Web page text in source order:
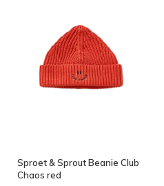
Sproet & Sprout Beanie Club
Chaos red